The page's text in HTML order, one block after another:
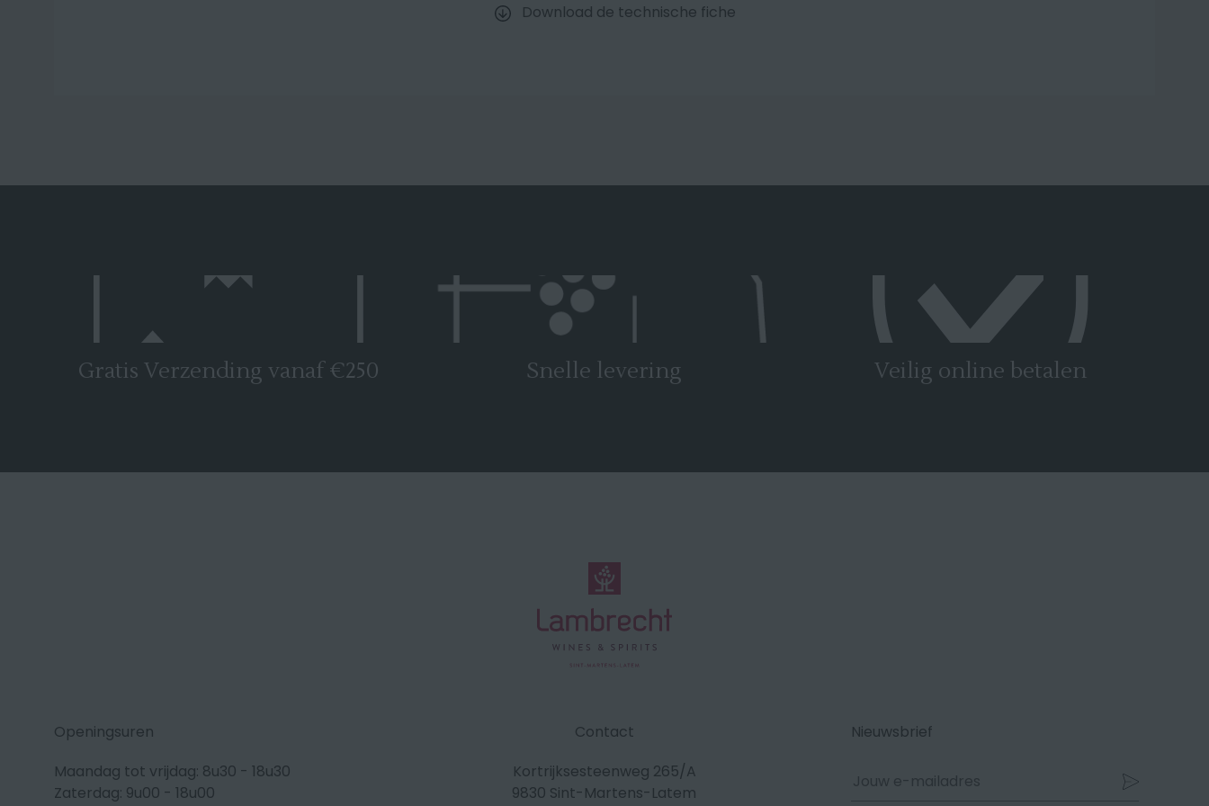
Download de technische fiche
Gratis Verzending vanaf €250 Snelle levering Veilig online betalen
Openingsuren
Maandag tot vrijdag: 8u30 - 18u30
Zaterdag: 9u00 - 18u00
Contact
Kortrijksesteenweg 265/A
9830 Sint-Martens-Latem
Nieuwsbrief